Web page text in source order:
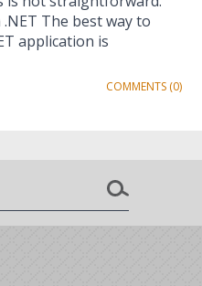
.NET The best way to
application is
COMMENTS (0)